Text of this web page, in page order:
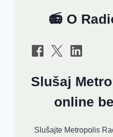
📻 O
Slušaj
online
Slušajte Metropolis